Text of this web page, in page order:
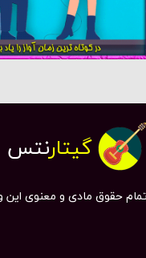
حقوق مادی و معنوی
گیتارنتس